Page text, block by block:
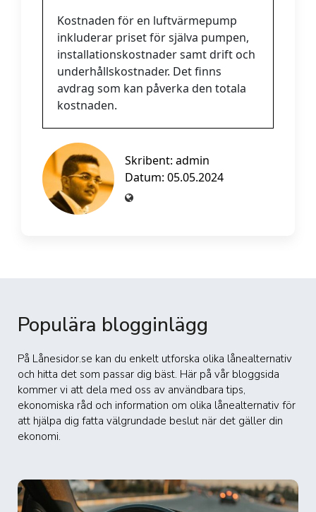
Kostnaden för en luftvärmepump
inkluderar priset för själva pumpen,
installationskostnader samt drift och
underhållskostnader. Det finns
avdrag som kan påverka den totala
kostnaden.
Skribent: admin
Datum: 05.05.2024
Populära blogginlägg
På Lånesidor.se kan du enkelt utforska olika lånealternativ
och hitta det som passar dig bäst. Här på vår bloggsida
kommer vi att dela med oss av användbara tips,
ekonomiska råd och information om olika lånealternativ för
att hjälpa dig fatta välgrundade beslut när det gäller din
ekonomi.